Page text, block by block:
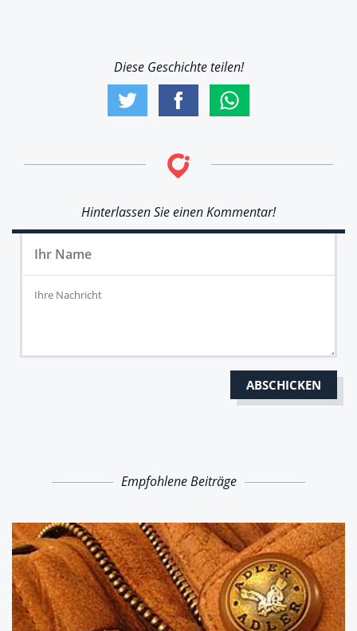
Diese Geschichte teilen!
Hinterlassen Sie einen Kommentar!
Empfohlene Beiträge